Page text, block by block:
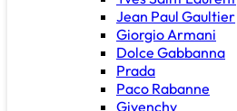
Jean Paul Gaultier
Giorgio Armani
Dolce Gabbanna
Prada
Paco Rabanne
Givenchy